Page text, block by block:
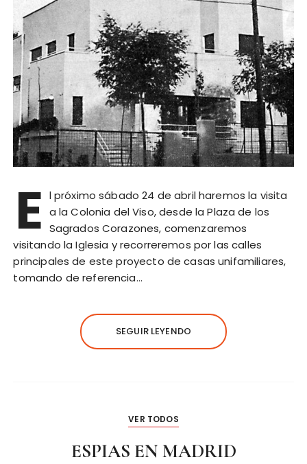
E l próximo sábado 24 de abril haremos la visita
a la Colonia del Viso, desde la Plaza de los
Sagrados Corazones, comenzaremos
visitando la Iglesia y recorreremos por las calles
principales de este proyecto de casas unifamiliares,
tomando de referencia…
SEGUIR LEYENDO
VER TODOS
ESPIAS EN MADRID